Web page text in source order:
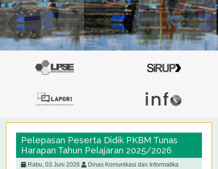
Pelepasan Peserta Didik PKBM Tunas
Harapan Tahun Pelajaran 2025/2026
Rabu, 03 Juni 2026 Dinas Komunikasi dan Informatika